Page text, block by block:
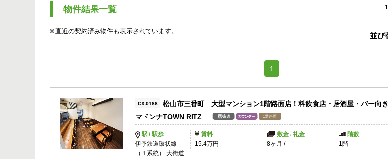
物件結果一覧
※直近の契約済み物件も表示されています。
並び
1
CX-0188
松山市三番町 大型マンション1階路面店！料飲食店・居酒屋・バー向き
マドンナTOWN RITZ
駅 / 駅歩
伊予鉄道環状線
（１系統） 大街道
賃料
15.4万円
敷金 / 礼金
8ヶ月 /
階数
1階